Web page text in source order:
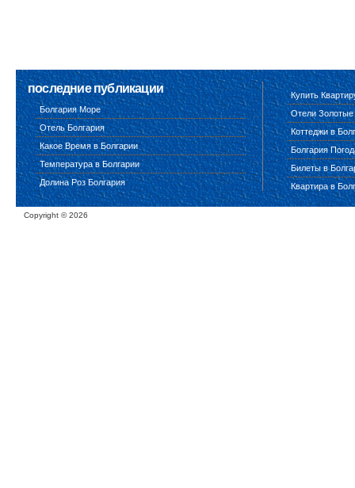
последние публикации
Болгария Море
Отель Болгария
Какое Время в Болгарии
Температура в Болгарии
Долина Роз Болгария
Купить
Отели Золотые
Коттеджи в
Болгария
Билеты в
Квартира в
Copyright ©2026